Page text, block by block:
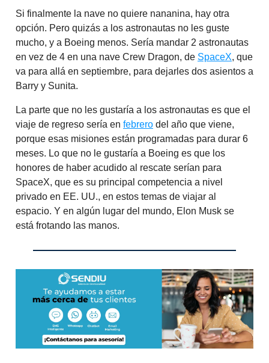
Si finalmente la nave no quiere nananina, hay otra
opción. Pero quizás a los astronautas no les guste
mucho, y a Boeing menos. Sería mandar 2 astronautas
en vez de 4 en una nave Crew Dragon, de SpaceX, que
va para allá en septiembre, para dejarles dos asientos a
Barry y Sunita.
La parte que no les gustaría a los astronautas es que el
viaje de regreso sería en febrero del año que viene,
porque esas misiones están programadas para durar 6
meses. Lo que no le gustaría a Boeing es que los
honores de haber acudido al rescate serían para
SpaceX, que es su principal competencia a nivel
privado en EE. UU., en estos temas de viajar al
espacio. Y en algún lugar del mundo, Elon Musk se
está frotando las manos.